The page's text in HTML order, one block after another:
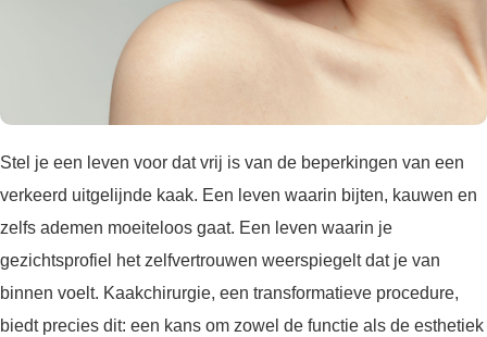
Stel je een leven voor dat vrij is van de beperkingen van een
verkeerd uitgelijnde kaak. Een leven waarin bijten, kauwen en
zelfs ademen moeiteloos gaat. Een leven waarin je
gezichtsprofiel het zelfvertrouwen weerspiegelt dat je van
binnen voelt. Kaakchirurgie, een transformatieve procedure,
biedt precies dit: een kans om zowel de functie als de esthetiek